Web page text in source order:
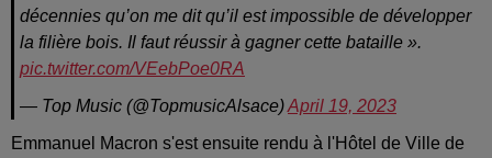
décennies qu’on me dit qu’il est impossible de développer
la filière bois. Il faut réussir à gagner cette bataille ».
pic.twitter.com/VEebPoe0RA
— Top Music (@TopmusicAlsace)April 19, 2023
Emmanuel Macron s'est ensuite rendu à l'Hôtel de Ville de